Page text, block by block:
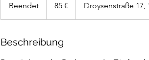
Beendet
n
85 € Droysenstraße 17,
Beschreibung